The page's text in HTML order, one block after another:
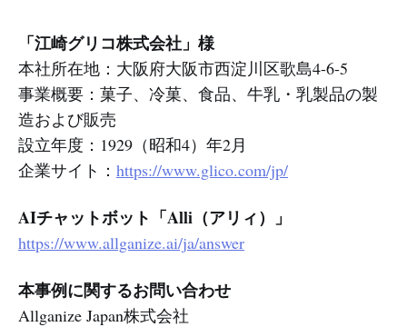
「江崎グリコ株式会社」様
本社所在地：大阪府大阪市西淀川区歌島4-6-5
事業概要：菓子、冷菓、食品、牛乳・乳製品の製
造および販売
設立年度：1929（昭和4）年2月
企業サイト： https://www.glico.com/jp/
AIチャットボット「Alli（アリィ）」
https://www.allganize.ai/ja/answer
本事例に関するお問い合わせ
Allganize Japan株式会社